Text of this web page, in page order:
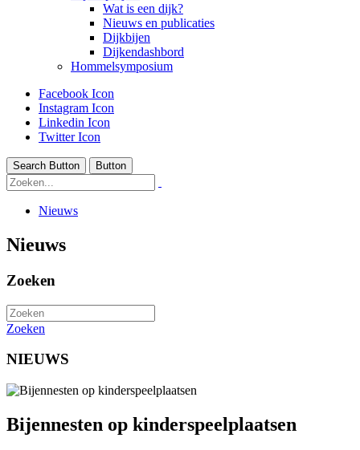
Wat is een dijk?
Nieuws en publicaties
Dijkbijen
Dijkendashbord
Hommelsymposium
Facebook Icon
Instagram Icon
Linkedin Icon
Twitter Icon
Search Button Button
Nieuws
Nieuws
Zoeken
Zoeken
NIEUWS
Bijennesten op kinderspeelplaatsen